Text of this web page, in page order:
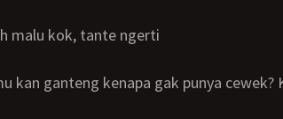
malu kok, tante ngerti